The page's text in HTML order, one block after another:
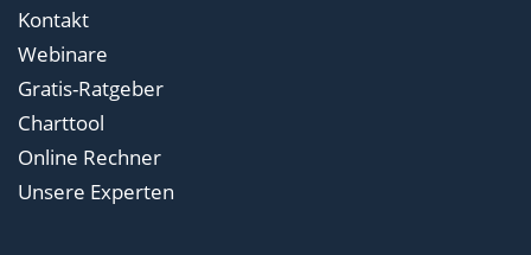
Kontakt
Webinare
Gratis-Ratgeber
Charttool
Online Rechner
Unsere Experten